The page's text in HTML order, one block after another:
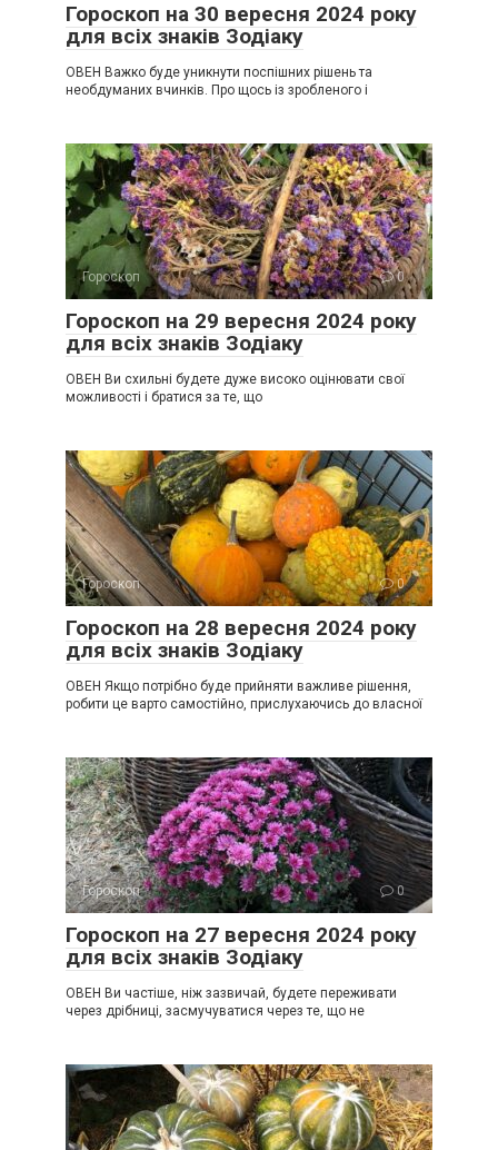
Гороскоп на 30 вересня 2024 року
для всіх знаків Зодіаку
ОВЕН Важко буде уникнути поспішних рішень та
необдуманих вчинків. Про щось із зробленого і
Гороскоп 0
Гороскоп на 29 вересня 2024 року
для всіх знаків Зодіаку
ОВЕН Ви схильні будете дуже високо оцінювати свої
можливості і братися за те, що
Гороскоп 0
Гороскоп на 28 вересня 2024 року
для всіх знаків Зодіаку
ОВЕН Якщо потрібно буде прийняти важливе рішення,
робити це варто самостійно, прислухаючись до власної
Гороскоп 0
Гороскоп на 27 вересня 2024 року
для всіх знаків Зодіаку
ОВЕН Ви частіше, ніж зазвичай, будете переживати
через дрібниці, засмучуватися через те, що не